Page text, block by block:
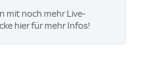
mit noch mehr Live-
hier für mehr Infos!